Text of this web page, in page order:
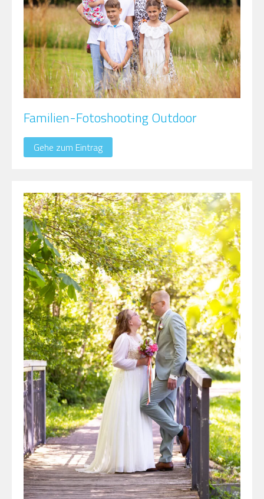
Familien-Fotoshooting Outdoor
Gehe zum Eintrag